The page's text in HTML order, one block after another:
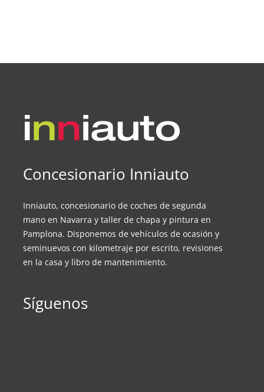
Concesionario Inniauto
Inniauto, concesionario de coches de segunda
mano en Navarra y taller de chapa y pintura en
Pamplona. Disponemos de vehículos de ocasión y
seminuevos con kilometraje por escrito, revisiones
en la casa y libro de mantenimiento.
Síguenos